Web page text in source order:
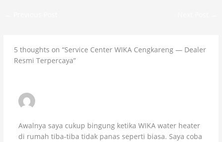
5 thoughts on “Service Center WIKA Cengkareng — Dealer
Resmi Terpercaya”
Awalnya saya cukup bingung ketika WIKA water heater
di rumah tiba-tiba tidak panas seperti biasa. Saya coba